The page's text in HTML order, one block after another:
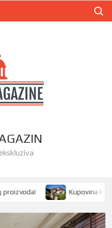
Kupovina kuće ili